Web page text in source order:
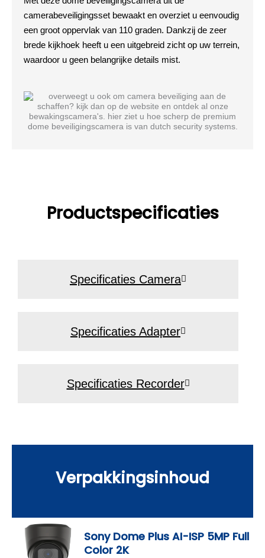
camerabeveiligingsset bewaakt en overziet u eenvoudig
een groot oppervlak van 110 graden. Dankzij de zeer
brede kijkhoek heeft u een uitgebreid zicht op uw terrein,
waardoor u geen belangrijke details mist.
Productspecificaties
Specificaties Camera
Specificaties Adapter
Specificaties Recorder
Verpakkingsinhoud
Sony Dome Plus AI-ISP 5MP Full
Color 2K